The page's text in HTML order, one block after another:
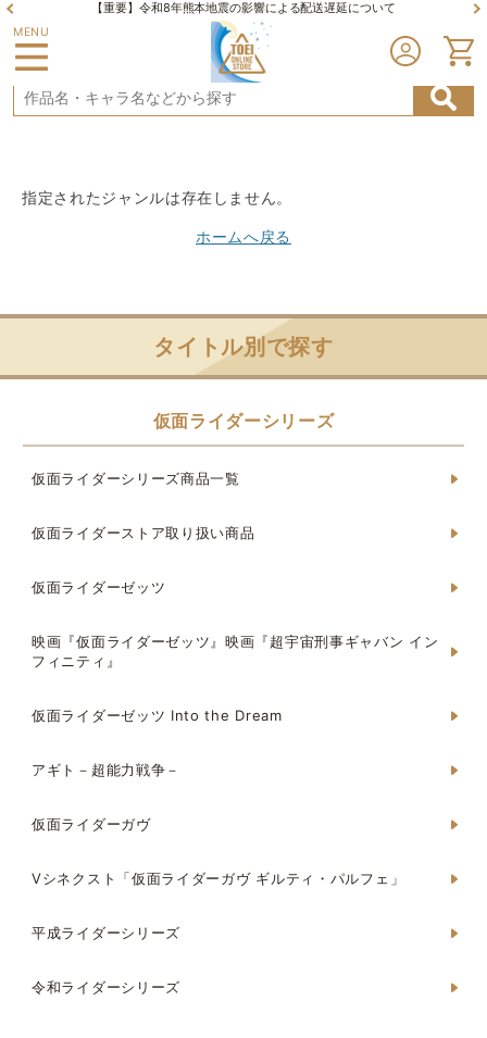
【重要】令和8年熊本地震の影響による配送遅延について
MENU
指定されたジャンルは存在しません。
ホームへ戻る
タイトル別で探す
仮面ライダーシリーズ
仮面ライダーシリーズ商品一覧
仮面ライダーストア取り扱い商品
仮面ライダーゼッツ
映画『仮面ライダーゼッツ』映画『超宇宙刑事ギャバン イン
フィニティ』
仮面ライダーゼッツ Into the Dream
アギト－超能力戦争－
仮面ライダーガヴ
Vシネクスト「仮面ライダーガヴ ギルティ・パルフェ」
平成ライダーシリーズ
令和ライダーシリーズ